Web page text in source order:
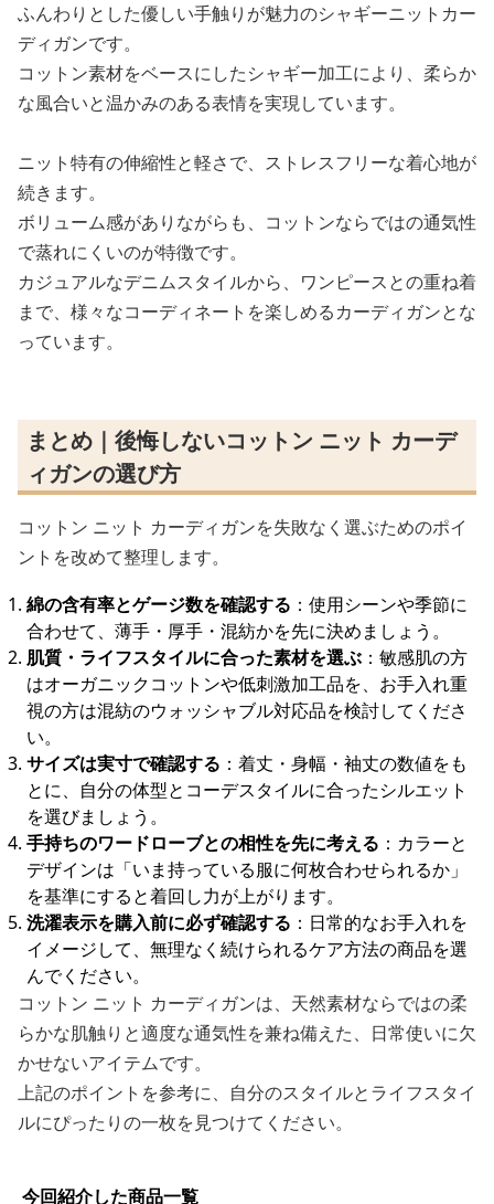
ふんわりとした優しい手触りが魅力のシャギーニットカー
ディガンです。
コットン素材をベースにしたシャギー加工により、柔らか
な風合いと温かみのある表情を実現しています。
ニット特有の伸縮性と軽さで、ストレスフリーな着心地が
続きます。
ボリューム感がありながらも、コットンならではの通気性
で蒸れにくいのが特徴です。
カジュアルなデニムスタイルから、ワンピースとの重ね着
まで、様々なコーディネートを楽しめるカーディガンとな
っています。
まとめ｜後悔しないコットン ニット カーデ
ィガンの選び方
コットン ニット カーディガンを失敗なく選ぶためのポイ
ントを改めて整理します。
綿の含有率とゲージ数を確認する ：使用シーンや季節に
合わせて、薄手・厚手・混紡かを先に決めましょう。
肌質・ライフスタイルに合った素材を選ぶ ：敏感肌の方
はオーガニックコットンや低刺激加工品を、お手入れ重
視の方は混紡のウォッシャブル対応品を検討してくださ
い。
サイズは実寸で確認する ：着丈・身幅・袖丈の数値をも
とに、自分の体型とコーデスタイルに合ったシルエット
を選びましょう。
手持ちのワードローブとの相性を先に考える ：カラーと
デザインは「いま持っている服に何枚合わせられるか」
を基準にすると着回し力が上がります。
洗濯表示を購入前に必ず確認する ：日常的なお手入れを
イメージして、無理なく続けられるケア方法の商品を選
んでください。
コットン ニット カーディガンは、天然素材ならではの柔
らかな肌触りと適度な通気性を兼ね備えた、日常使いに欠
かせないアイテムです。
上記のポイントを参考に、自分のスタイルとライフスタイ
ルにぴったりの一枚を見つけてください。
今回紹介した商品一覧